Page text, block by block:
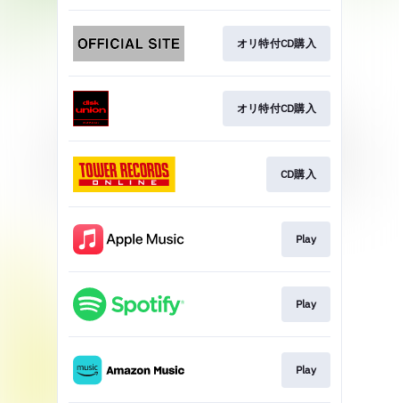
オリ特付CD購入
オリ特付CD購入
CD購入
Play
Play
Play